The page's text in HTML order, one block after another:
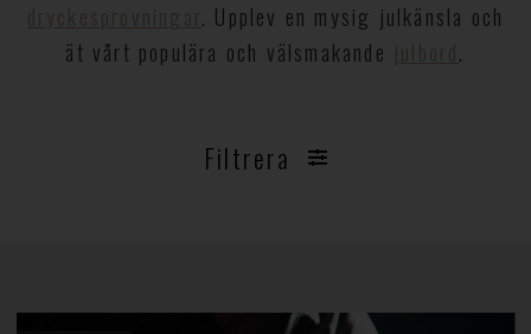
. Upplev en mysig julkänsla och
ät vårt populära och välsmakande
.
Filtrera